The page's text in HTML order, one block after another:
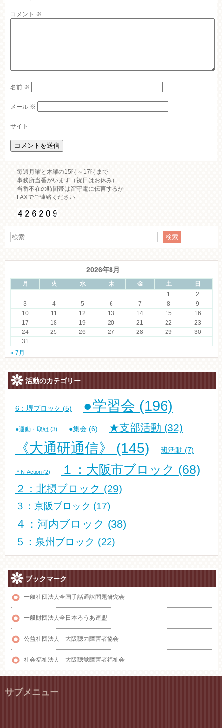
コメント ※
名前 ※
メール ※
サイト
毎週月曜と木曜の15時～17時まで
事務所当番がいます（祝日はお休み）
当番不在の時間帯は留守電に伝言するか
FAXでご連絡ください
2026年8月
月 火 水 木 金 土
日
1
2
3
4 5 6 7 8
9
10
11 12 13 14 15
16
17
18 19 20 21 22
23
24
25 26 27 28 29
30
31
« 7月
活動のカテゴリー
6：堺ブロック (5) ●学習会 (196)
●運動・取組 (3) ●集会 (6) ★支部活動 (32)
《大通研通信》 (145) 班活動 (7)
＊N-Action (2) １：大阪市ブロック (68)
２：北摂ブロック (29)
３：京阪ブロック (17)
４：河内ブロック (38)
５：泉州ブロック (22)
ブックマーク
一般社団法人全国手話通訳問題研究会
一般財団法人全日本ろうあ連盟
公益社団法人 大阪聴力障害者協会
社会福祉法人 大阪聴覚障害者福祉会
サブメニュー